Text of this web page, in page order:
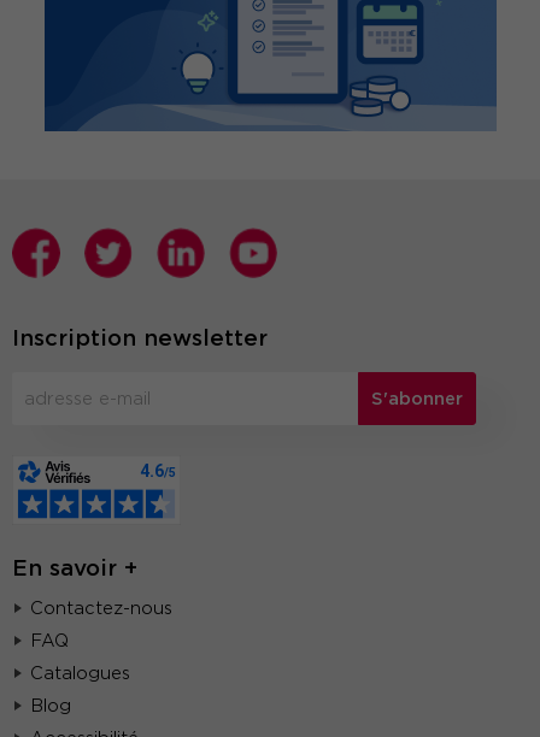
Inscription newsletter
S'abonner
En savoir +
Contactez-nous
FAQ
Catalogues
Blog